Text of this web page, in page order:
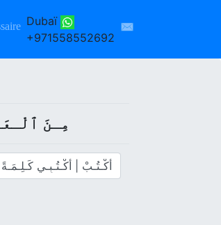
Dubaï
+971558552692
✉
: مِـنَ